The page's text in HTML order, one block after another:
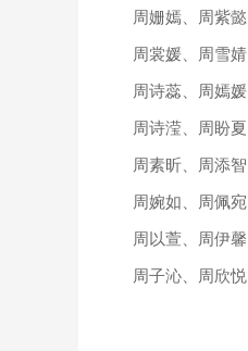
周姗嫣、周紫懿
周裳媛、周雪婧
周诗蕊、周嫣媛
周诗滢、周盼夏
周素昕、周添智
周婉如、周佩宛
周以萱、周伊馨
周子沁、周欣悦